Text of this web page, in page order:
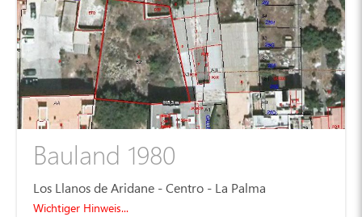
Bauland 1980
Los Llanos de Aridane - Centro - La Palma
Wichtiger Hinweis...